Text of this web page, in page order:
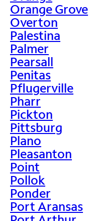
Orange Grove
Overton
Palestina
Palmer
Pearsall
Penitas
Pflugerville
Pharr
Pickton
Pittsburg
Plano
Pleasanton
Point
Pollok
Ponder
Port Aransas